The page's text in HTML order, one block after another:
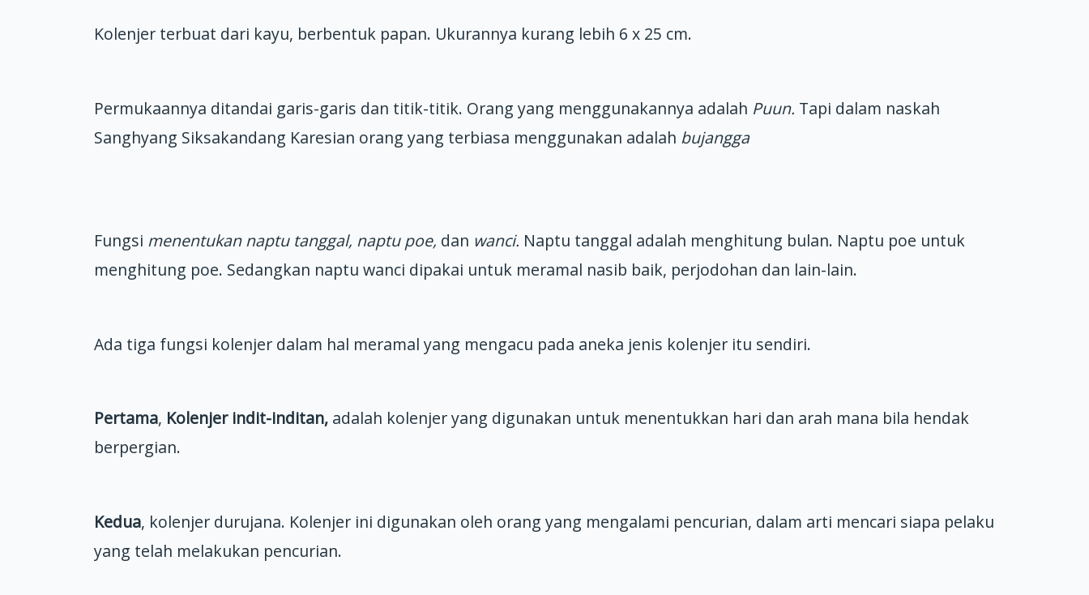
Kolenjer terbuat dari kayu, berbentuk papan. Ukurannya kurang lebih 6 x 25 cm.
Permukaannya ditandai garis-garis dan titik-titik. Orang yang menggunakannya adalah Puun. Tapi dalam naskah
Sanghyang Siksakandang Karesian orang yang terbiasa menggunakan adalah bujangga
Fungsi menentukan naptu tanggal, naptu poe, dan wanci. Naptu tanggal adalah menghitung bulan. Naptu poe untuk
menghitung poe. Sedangkan naptu wanci dipakai untuk meramal nasib baik, perjodohan dan lain-lain.
Ada tiga fungsi kolenjer dalam hal meramal yang mengacu pada aneka jenis kolenjer itu sendiri.
Pertama, Kolenjer indit-inditan,adalah kolenjer yang digunakan untuk menentukkan hari dan arah mana bila hendak
berpergian.
Kedua, kolenjer durujana. Kolenjer ini digunakan oleh orang yang mengalami pencurian, dalam arti mencari siapa pelaku
yang telah melakukan pencurian.